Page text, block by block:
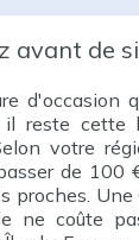
avant de
d'occasion
reste cette
votre
de 100
proches.
ne coûte